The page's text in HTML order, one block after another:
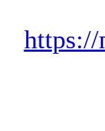
https://